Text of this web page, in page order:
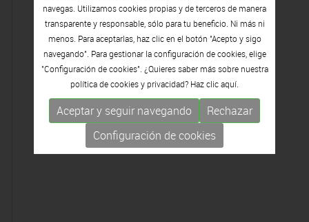
navegas. Utilizamos cookies propias y de terceros de manera
transparente y responsable, sólo para tu beneficio. Ni más ni
menos. Para aceptarlas, haz clic en el botón "Acepto y sigo
navegando". Para gestionar la configuración de cookies, elige
"Configuración de cookies". ¿Quieres saber más sobre nuestra
política de cookies y privacidad? Haz clicaquí.
Aceptar y seguir navegando
Rechazar
Configuración de cookies